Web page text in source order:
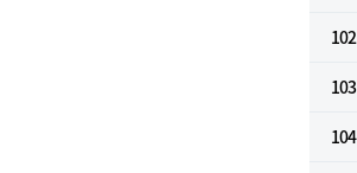
102
103
104